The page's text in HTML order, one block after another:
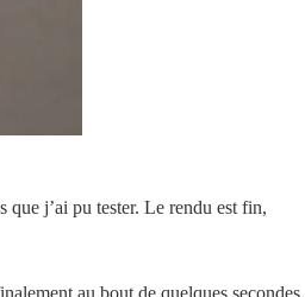
que j’ai pu tester. Le rendu est fin,
au bout de quelques secondes,